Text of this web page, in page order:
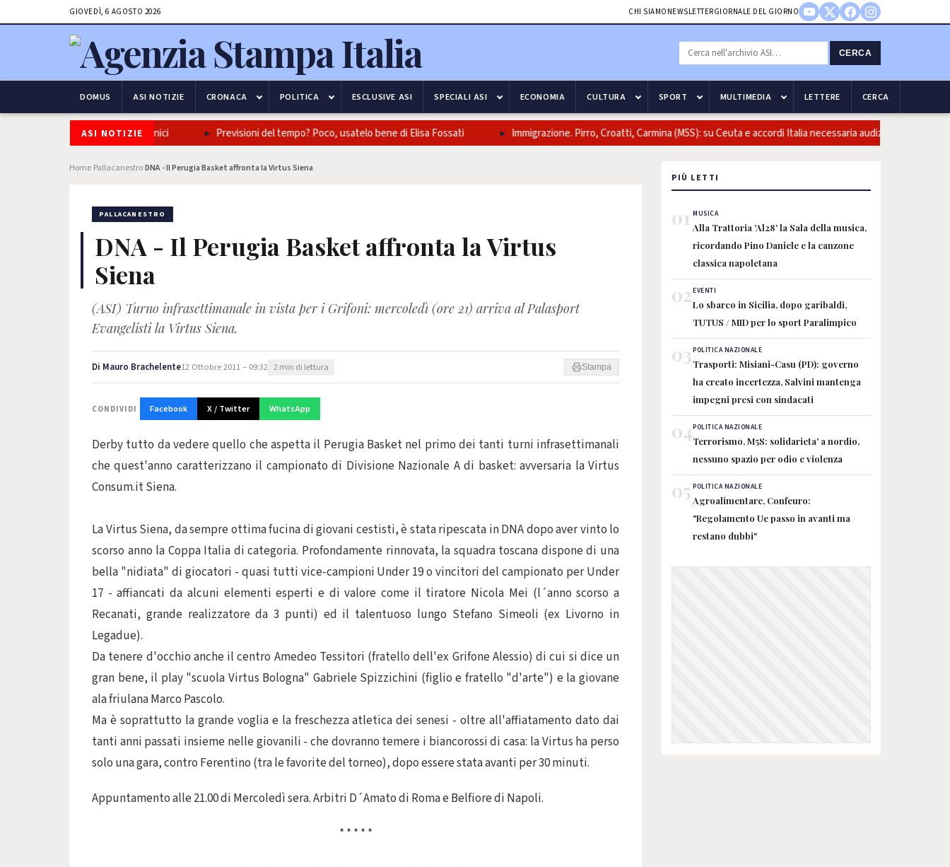
GIOVEDÌ, 6 AGOSTO 2026 CHI SIAMO NEWSLETTERGIORNALE DEL GIORNO
CERCA
DOMUS ASI NOTIZIE CRONACA POLITICA ESCLUSIVE ASI SPECIALI ASI ECONOMIA CULTURA SPORT MULTIMEDIA LETTERE CERCA
ASI NOTIZIE
napoletana in tre piatti iconici Previsioni del tempo? Poco, usatelo bene di Elisa Fossati Immigrazione. Pirro, Croatti, Carmina (M5S): su Ceuta e accordi Italia necessaria audizione del ministro in
Home PallacanestroDNA - Il Perugia Basket affronta la Virtus Siena
PALLACANESTRO
DNA - Il Perugia Basket affronta la Virtus
Siena
(ASI) Turno infrasettimanale in vista per i Grifoni: mercoledì (ore 21) arriva al Palasport
Evangelisti la Virtus Siena.
Di Mauro Brachelente12 Ottobre 2011 – 09:32 2 min di lettura Stampa
CONDIVIDI Facebook X / Twitter WhatsApp
Derby tutto da vedere quello che aspetta il Perugia Basket nel primo dei tanti turni infrasettimanali
che quest'anno caratterizzano il campionato di Divisione Nazionale A di basket: avversaria la Virtus
Consum.it Siena.
La Virtus Siena, da sempre ottima fucina di giovani cestisti, è stata ripescata in DNA dopo aver vinto lo
scorso anno la Coppa Italia di categoria. Profondamente rinnovata, la squadra toscana dispone di una
bella "nidiata" di giocatori - quasi tutti vice-campioni Under 19 o vincitori del campionato per Under
17 - affiancati da alcuni elementi esperti e di valore come il tiratore Nicola Mei (l´anno scorso a
Recanati, grande realizzatore da 3 punti) ed il talentuoso lungo Stefano Simeoli (ex Livorno in
Legadue).
Da tenere d'occhio anche il centro Amedeo Tessitori (fratello dell'ex Grifone Alessio) di cui si dice un
gran bene, il play "scuola Virtus Bologna" Gabriele Spizzichini (figlio e fratello "d'arte") e la giovane
ala friulana Marco Pascolo.
Ma è soprattutto la grande voglia e la freschezza atletica dei senesi - oltre all'affiatamento dato dai
tanti anni passati insieme nelle giovanili - che dovranno temere i biancorossi di casa: la Virtus ha perso
solo una gara, contro Ferentino (tra le favorite del torneo), dopo essere stata avanti per 30 minuti.
Appuntamento alle 21.00 di Mercoledì sera. Arbitri D´Amato di Roma e Belfiore di Napoli.
* * * * *
PIÙ LETTI
01 MUSICA
Alla Trattoria 'Al28' la Sala della musica,
ricordando Pino Daniele e la canzone
classica napoletana
02EVENTI
Lo sbarco in Sicilia, dopo garibaldi,
TUTUS / MID per lo sport Paralimpico
03POLITICA NAZIONALE
Trasporti: Misiani-Casu (PD): governo
ha creato incertezza, Salvini mantenga
impegni presi con sindacati
04POLITICA NAZIONALE
Terrorismo, M5S: solidarieta' a nordio,
nessuno spazio per odio e violenza
05 POLITICA NAZIONALE
Agroalimentare, Confeuro:
"Regolamento Ue passo in avanti ma
restano dubbi"